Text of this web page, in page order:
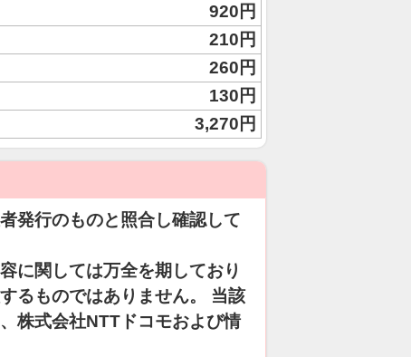
920円
210円
260円
130円
3,270円
発行のものと照合し確認して
に関しては万全を期しており
るものではありません。 当該
株式会社NTTドコモおよび情